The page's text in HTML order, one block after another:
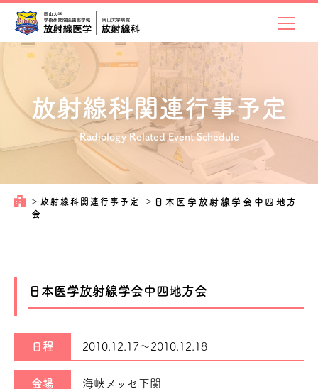
放射線科関連行事予定
Radiology Related Event Schedule
＞ 放射線科関連行事予定 ＞ 日本医学放射線学会中四地方
会
日本医学放射線学会中四地方会
日程 2010.12.17～2010.12.18
会場 海峡メッセ下関